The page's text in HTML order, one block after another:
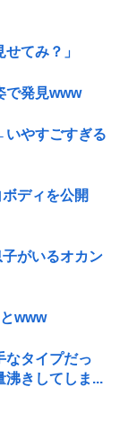
てみ？」
で発見www
やすごすぎる
ディを公開
子がいるオカン
www
なタイプだっ
きしてしま...